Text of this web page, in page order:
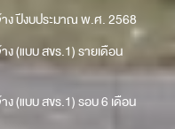
ง ปีงบประมาณ พ.ศ. 2568
(แบบ สขร.1) รายเดือน
(แบบ สขร.1) รอบ 6 เดือน